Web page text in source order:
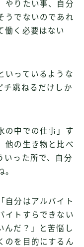
やりたい事、自分
うでないのであれ
働く必要はない
いっているような
チ跳ねるだけしか
の中での仕事」す
他の生き物と比べ
いった所で、自分
。
自分はアルバイト
イトすらできない
んだ？」と苦悩し
のを目的にするん